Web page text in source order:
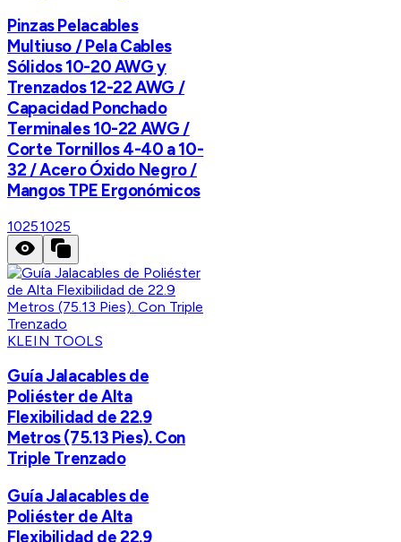
Pinzas Pelacables
Multiuso / Pela Cables
Sólidos 10-20 AWG y
Trenzados 12-22 AWG /
Capacidad Ponchado
Terminales 10-22 AWG /
Corte Tornillos 4-40 a 10-
32 / Acero Óxido Negro /
Mangos TPE Ergonómicos
10251025
KLEIN TOOLS
Guía Jalacables de
Poliéster de Alta
Flexibilidad de 22.9
Metros (75.13 Pies). Con
Triple Trenzado
Guía Jalacables de
Poliéster de Alta
Flexibilidad de 22.9